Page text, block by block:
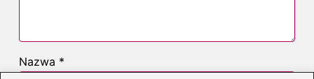
Nazwa *